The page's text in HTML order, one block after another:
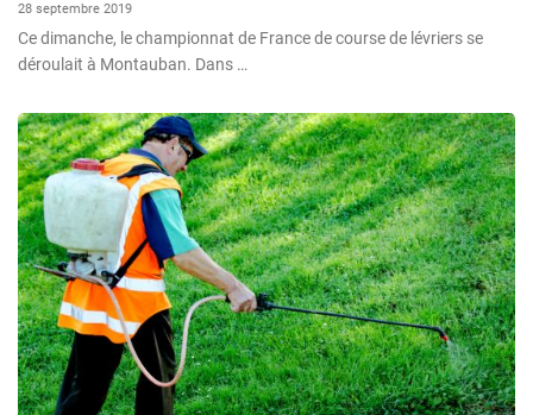
28 septembre 2019
Ce dimanche, le championnat de France de course de lévriers se
déroulait à Montauban. Dans …